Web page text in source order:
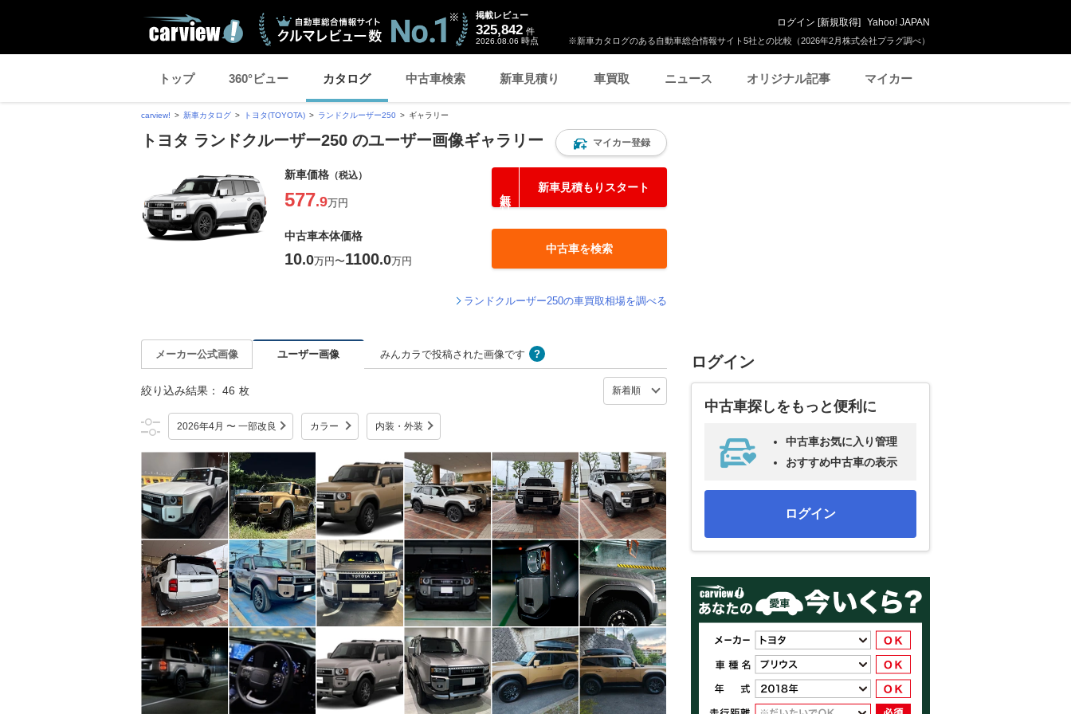
※新車カタログのある自動車総合情報サイト5社との比較（2026年2月株式会社プラグ調べ）
掲載レビュー
325,842 件
2026.08.06 時点
ログイン [新規取得] Yahoo! JAPAN
トップ 360°ビュー カタログ 中古車検索 新車見積り 車買取 ニュース オリジナル記事 マイカー
carview! 新車カタログ トヨタ(TOYOTA) ランドクルーザー250 ギャラリー
トヨタ ランドクルーザー250 のユーザー画像ギャラリー マイカー登録
新車価格 （税込）
577.9万円
新車見積もりスタート
中古車本体価格
10.0万円〜1100.0万円
中古車を検索
ランドクルーザー250の車買取相場を調べる
メーカー公式画像 ユーザー画像 みんカラで投稿された画像です
絞り込み結果： 46 枚
2026年4月 〜 一部改良 カラー 内装・外装
ログイン
中古車探しをもっと便利に
中古車お気に入り管理
おすすめ中古車の表示
ログイン